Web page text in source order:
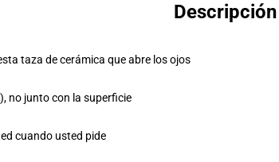
Descripción
taza de cerámica que abre los ojos
no junto con la superficie
cuando usted pide